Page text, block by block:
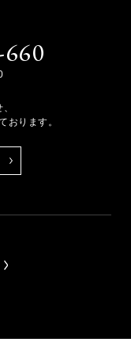
おります。